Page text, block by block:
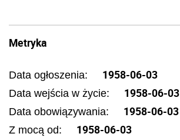
Metryka
Data ogłoszenia: 1958-06-03
Data wejścia w życie: 1958-06-03
Data obowiązywania: 1958-06-03
Z mocą od: 1958-06-03